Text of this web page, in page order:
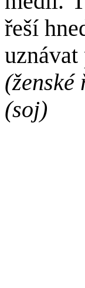
řeší
(ženské
(soj)